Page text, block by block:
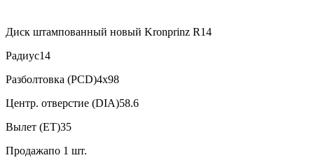
Диск штампованный новый Kronprinz R14
Радиус14
Разболтовка (PCD)4x98
Центр. отверстие (DIA)58.6
Вылет (ET)35
Продажапо 1 шт.